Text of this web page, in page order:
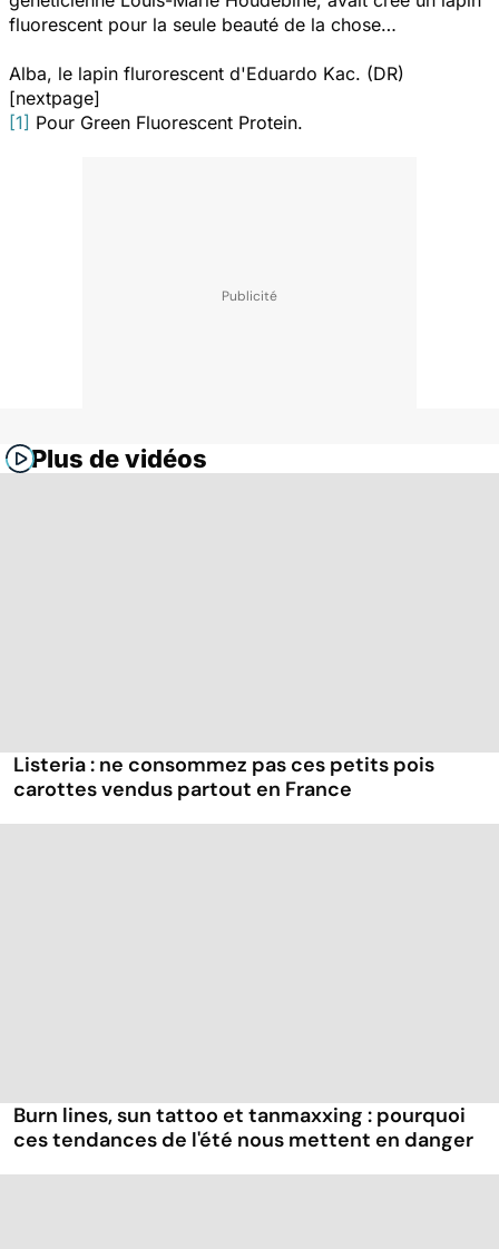
fluorescent pour la seule beauté de la chose…
Alba, le lapin flurorescent d'Eduardo Kac. (DR)
[nextpage]
[1] Pour Green Fluorescent Protein.
Plus de vidéos
Listeria : ne consommez pas ces petits pois
carottes vendus partout en France
Burn lines, sun tattoo et tanmaxxing : pourquoi
ces tendances de l'été nous mettent en danger